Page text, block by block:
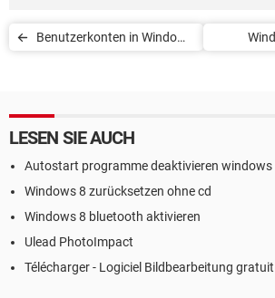
Benutzerkonten in Windows
LESEN SIE AUCH
Autostart programme deaktivieren windows
Windows 8 zurücksetzen ohne cd
Windows 8 bluetooth aktivieren
Ulead PhotoImpact
Télécharger - Logiciel Bildbearbeitung gratuit